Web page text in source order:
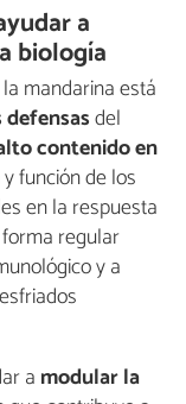
a
biología
mandarina está
del
contenido en
función de los
en la respuesta
regular
y a
a modular la